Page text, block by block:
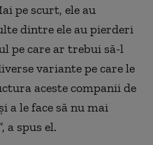
pe scurt, ele au
dintre ele au pierderi
pe care ar trebui să-l
variante pe care le
aceste companii de
a le face să nu mai
a spus el.